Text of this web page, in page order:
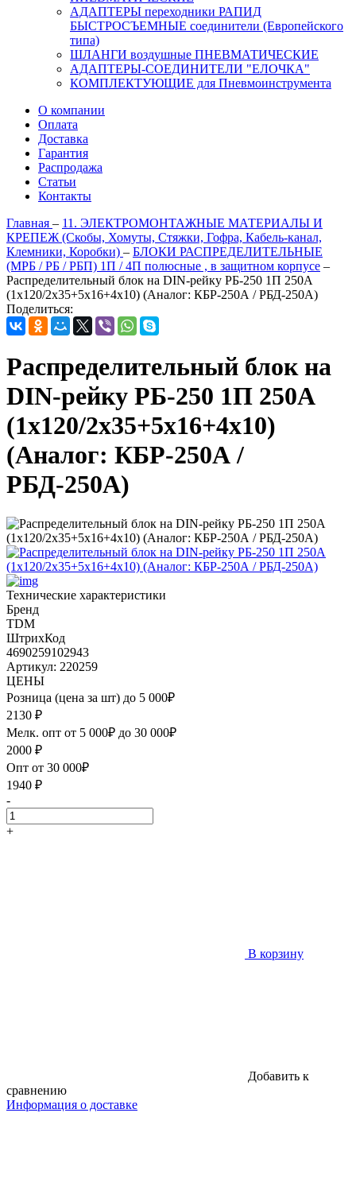
АДАПТЕРЫ переходники РАПИД
БЫСТРОСЪЕМНЫЕ соединители (Европейского
типа)
ШЛАНГИ воздушные ПНЕВМАТИЧЕСКИЕ
АДАПТЕРЫ-СОЕДИНИТЕЛИ "ЕЛОЧКА"
КОМПЛЕКТУЮЩИЕ для Пневмоинструмента
О компании
Оплата
Доставка
Гарантия
Распродажа
Статьи
Контакты
Главная – 11. ЭЛЕКТРОМОНТАЖНЫЕ МАТЕРИАЛЫ И
КРЕПЕЖ (Скобы, Хомуты, Стяжки, Гофра, Кабель-канал,
Клемники, Коробки) – БЛОКИ РАСПРЕДЕЛИТЕЛЬНЫЕ
(МРБ / РБ / РБП) 1П / 4П полюсные , в защитном корпусе –
Распределительный блок на DIN-рейку РБ-250 1П 250А
(1х120/2x35+5x16+4x10) (Аналог: КБР-250А / РБД-250А)
Поделиться:
Распределительный блок на
DIN-рейку РБ-250 1П 250А
(1х120/2x35+5x16+4x10)
(Аналог: КБР-250А /
РБД-250А)
Технические характеристики
Бренд
TDM
ШтрихКод
4690259102943
Артикул: 220259
ЦЕНЫ
Розница (цена за шт) до 5 000₽
2130 ₽
Мелк. опт от 5 000₽ до 30 000₽
2000 ₽
Опт от 30 000₽
1940 ₽
-
+
В корзину
Добавить к
сравнению
Информация о доставке